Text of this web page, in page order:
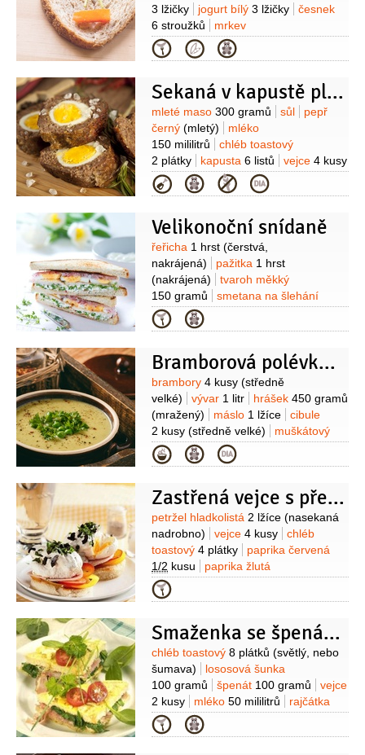
3 lžičky
jogurt bílý 3 lžičky
česnek
6 stroužků
mrkev
2 kusy
sůl pepř
citronová
chléb toastový15 kusů
Kategorie
Sekaná v kapustě plněná vejci I
Suroviny
mleté maso 300 gramů sůl
pepř
černý (mletý)
mléko
150 mililitrů
chléb toastový
2 plátky
kapusta 6 listů vejce 4 kusy
(uvařené natvrdo)
česnek
2 stroužky
citronová kůra1 špetka
Kategorie
Velikonoční snídaně
Suroviny
řeřicha 1 hrst (čerstvá,
nakrájená)
pažitka 1 hrst
(nakrájená)
tvaroh měkký
150 gramů
smetana na šlehání
80 gramů
natvrdo)
ředkvičky
(prsa, tenké plátky)
olej slunečnicový
2 lžíce
Kategorie
Bramborová polévka s hráškem
Suroviny
brambory 4 kusy (středně
velké)
vývar 1 litr hrášek 450 gramů
(mražený)
máslo 1 lžíce
cibule
2 kusy (středně velké)
muškátový
květ
(namletý) pažitka
nebo hrachové výhonky)
chléb
Kategorie
Zastřená vejce s přelivem
Suroviny
petržel hladkolistá 2 lžíce (nasekaná
nadrobno)
vejce 4 kusy
chléb
toastový 4 plátky
paprika červená
1/2 kusu
paprika žlutá
1/2kusu
2 lžíce
olivy černé50 gramů (bez
zakysaná1 decilitr
česnek
1 stroužek
paprika chilli 1 kus
pepř
černý
(mletý)
majonéza
1 decilitr
Kategorie
Smaženka se špenátem
Suroviny
chléb toastový 8 plátků (světlý, nebo
šumava)
lososová šunka
100 gramů
špenát 100 gramů
vejce
2 kusy
mléko 50 mililitrů
rajčátka
cherry8 kusů
kadeřavá/kudrnka1 snítka
pažitka
Kategorie